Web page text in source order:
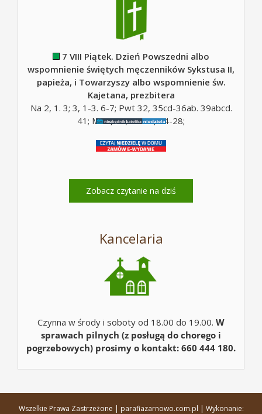
7 VIII Piątek. Dzień Powszedni albo
wspomnienie świętych męczenników Sykstusa II,
papieża, i Towarzyszy albo wspomnienie św.
Kajetana, prezbitera
Na 2, 1. 3; 3, 1-3. 6-7; Pwt 32, 35cd-36ab. 39abcd.
41; Mt 5, 10; Mt 16, 24-28;
Zobacz czytanie na dziś
Kancelaria
Czynna w środy i soboty od 18.00 do 19.00. W
sprawach pilnych (z posługą do chorego i
pogrzebowych) prosimy o kontakt: 660 444 180.
Wszelkie Prawa Zastrzeżone | parafiazarnowo.com.pl | Wykonanie: